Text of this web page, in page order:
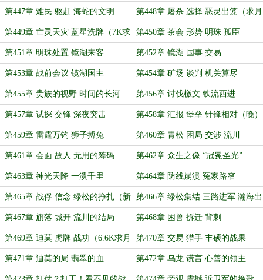
票） 传血谕（求月票）
第447章 难民 驱赶 海蛇的文明 第448章 屠杀 选择 恶灵出笼（求月
票）
第449章 亡灵天灾 蓝星洗牌（7K求
月票）
第450章 茶会 形势 明珠 孤臣
（6.6K求月票）
第451章 明珠处置 镜湖来客 第452章 镜湖 国事 交易
第453章 战前会议 镜湖国主 第454章 矿场 谈判 机关算尽
第455章 贵族的视野 时间的长河 第456章 讨伐檄文 铁流西进
第457章 试探 交锋 深夜突击 第458章 汇报 堡垒 针锋相对（晚）
第459章 雷霆万钧 狮子搏兔 第460章 青松 困局 交涉 流川
第461章 会面 故人 无用的筹码 第462章 众生之像 “冠冕圣光”
第463章 神光天降 一溃千里 第464章 防线崩溃 冤家路窄
第465章 战俘 信念 绿松的挣扎（新
年快乐！）
第466章 绿松集结 三路进军 瀚海出
征
第467章 旗落 城开 流川的结局 第468章 困兽 拆迁 背刺
第469章 迪莫 虎牌 战功（6.6K求月
票）
第470章 交易 猎手 丰硕的战果
第471章 迪莫的局 翡翠的血 第472章 乌龙 谎言 心善的领主